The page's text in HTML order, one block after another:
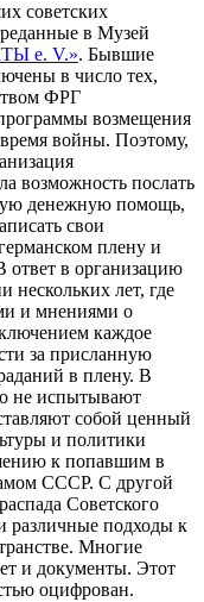
советских
в Музей
e. V.». Бывшие
в число тех,
ФРГ
возмещения
войны. Поэтому,
послать
денежную помощь,
свои
плену и
ответ в организацию
нескольких лет, где
и мнениями о
каждое
за присланную
в плену. В
не испытывают
собой ценный
и политики
к попавшим в
СССР. С другой
Советского
различные подходы к
Многие
и документы. Этот
оцифрован.